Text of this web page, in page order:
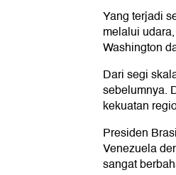
Yang terjadi
melalui
Washington
Dari segi
sebelumnya.
kekuatan
Presiden
Venezuela
sangat